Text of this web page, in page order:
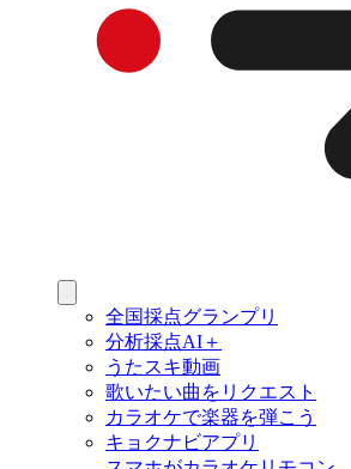
全国採点グランプリ
分析採点AI＋
うたスキ動画
歌いたい曲をリクエスト
カラオケで楽器を弾こう
キョクナビアプリ